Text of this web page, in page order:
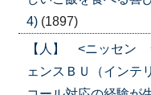
4) (1897)
【人】 <ニッセン
ェンスＢＵ（イン